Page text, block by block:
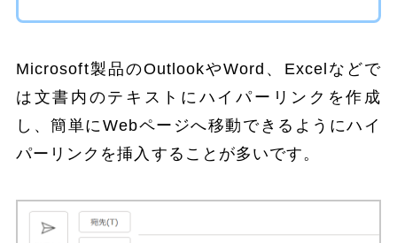
Microsoft製品のOutlookやWord、Excelなどで
は文書内のテキストにハイパーリンクを作成
し、簡単にWebページへ移動できるようにハイ
パーリンクを挿入することが多いです。